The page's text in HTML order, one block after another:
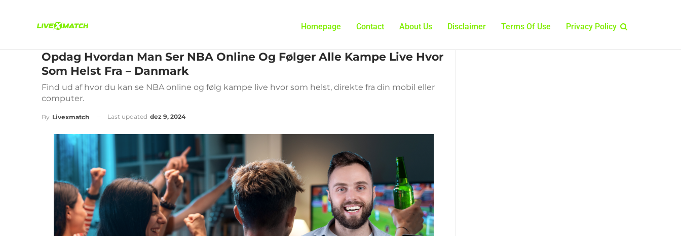
Homepage Contact About Us Disclaimer Terms Of Use Privacy Policy
Opdag Hvordan Man Ser NBA Online Og Følger Alle Kampe Live Hvor
Som Helst Fra – Danmark
Find ud af hvor du kan se NBA online og følg kampe live hvor som helst, direkte fra din mobil eller
computer.
By Livexmatch Last updated dez 9, 2024